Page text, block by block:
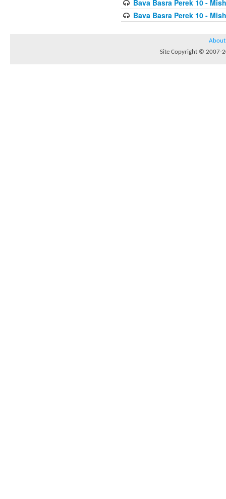
Bava Basra Perek 10 -
Bava Basra Perek 10 -
About
Site Copyright © 2007-